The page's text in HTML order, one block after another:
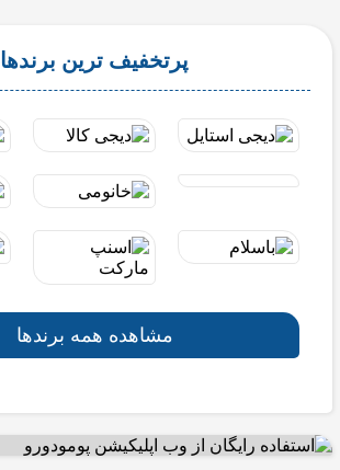
پرتخفیف ترین برندها
مشاهده همه برندها